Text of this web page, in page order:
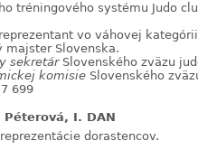
tréningového systému Judo
vo váhovej
majster Slovenska.
sekretárSlovenského zväzu
komisie Slovenského
699
Péterová, I. DAN
dorastencov.